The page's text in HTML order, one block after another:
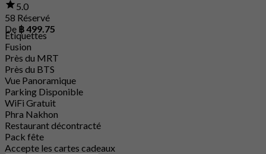
5.0
58 Réservé
De ฿ 499.75
Étiquettes
Fusion
Près du MRT
Près du BTS
Vue Panoramique
Parking Disponible
WiFi Gratuit
Phra Nakhon
Restaurant décontracté
Pack fête
Accepte les cartes cadeaux